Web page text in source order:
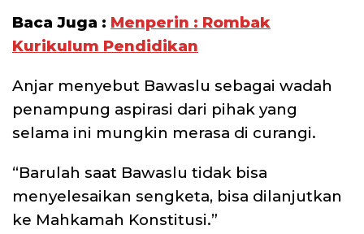
Baca Juga : Menperin : Rombak
Kurikulum Pendidikan
Anjar menyebut Bawaslu sebagai wadah
penampung aspirasi dari pihak yang
selama ini mungkin merasa di curangi.
“Barulah saat Bawaslu tidak bisa
menyelesaikan sengketa, bisa dilanjutkan
ke Mahkamah Konstitusi.”